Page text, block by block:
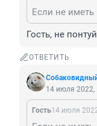
Гость, не
ОТВЕТИТЬ
14 июля 2022,
Гость14 июля